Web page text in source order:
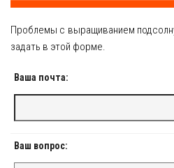
Проблемы с выращиванием
задать в этой форме.
Ваша почта:
Ваш вопрос: